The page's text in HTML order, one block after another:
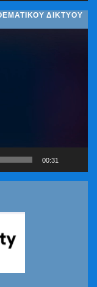
ΔΙΚΤΥΟΥ
00:31